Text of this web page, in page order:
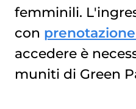
femminili.
con
accedere è
muniti di Green